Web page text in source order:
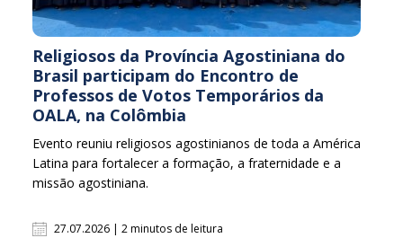
Religiosos da Província Agostiniana do
Brasil participam do Encontro de
Professos de Votos Temporários da
OALA, na Colômbia
Evento reuniu religiosos agostinianos de toda a América
Latina para fortalecer a formação, a fraternidade e a
missão agostiniana.
27.07.2026 | 2 minutos de leitura